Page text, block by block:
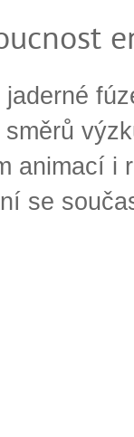
animací i
se